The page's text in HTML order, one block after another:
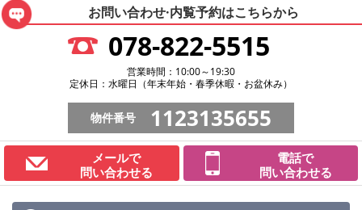
お問い合わせ·内覧予約はこちらから
078-822-5515
営業時間：10:00～19:30
定休日：水曜日（年末年始・春季休暇・お盆休み）
物件番号 1123135655
メールで
問い合わせる
電話で
問い合わせる